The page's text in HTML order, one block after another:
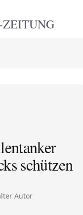
schützen
Autor